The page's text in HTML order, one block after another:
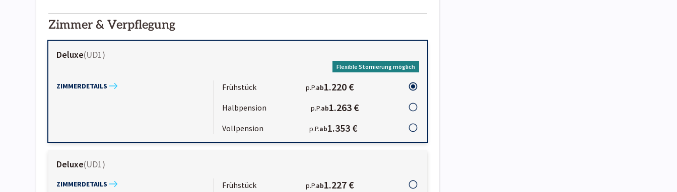
01-02
Zimmer & Verpflegung
Deluxe(UD1)
Flexible Stornierung möglich
ZIMMERDETAILS Frühstück p.P.ab1.220 €
Halbpension p.P.ab1.263 €
Vollpension p.P.ab1.353 €
Deluxe(UD1)
ZIMMERDETAILS Frühstück p.P.ab1.227 €